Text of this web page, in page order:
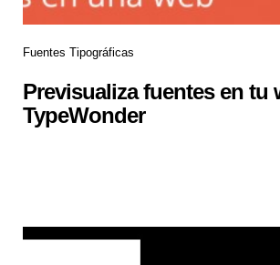
Fuentes Tipográficas
Previsualiza fuentes en tu
TypeWonder